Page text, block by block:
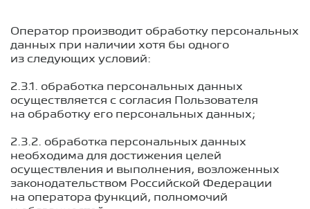
Оператор производит обработку персональных
данных при наличии хотя бы одного
из следующих условий:
2.3.1. обработка персональных данных
осуществляется с согласия Пользователя
на обработку его персональных данных;
2.3.2. обработка персональных данных
необходима для достижения целей
осуществления и выполнения, возложенных
законодательством Российской Федерации
на оператора функций, полномочий